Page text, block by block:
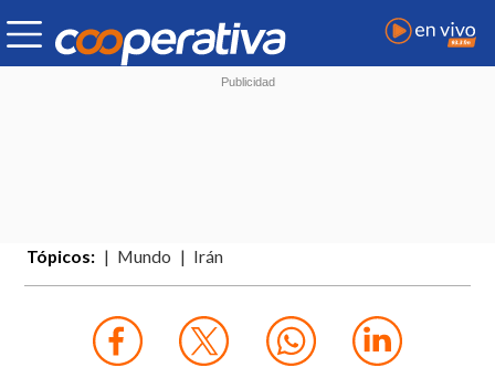
Tópicos: Mundo Irán